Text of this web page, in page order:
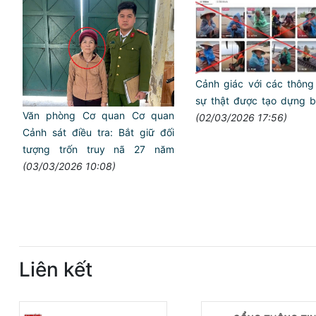
Văn phòng Cơ quan Cơ quan
Cảnh sát điều tra: Bắt giữ đối
tượng trốn truy nã 27 năm
(03/03/2026 10:08)
Cảnh giác với các
sự thật được tạo dựng
(02/03/2026 17:56)
Liên kết